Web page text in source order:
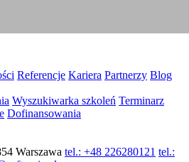
Referencje Kariera Partnerzy Blog
Wyszukiwarka szkoleń Terminarz
Dofinansowania
Warszawa tel.: +48 226280121 tel.: